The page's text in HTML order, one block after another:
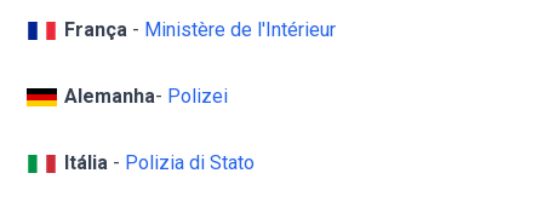
França - Ministère de l'Intérieur
Alemanha- Polizei
Itália - Polizia di Stato